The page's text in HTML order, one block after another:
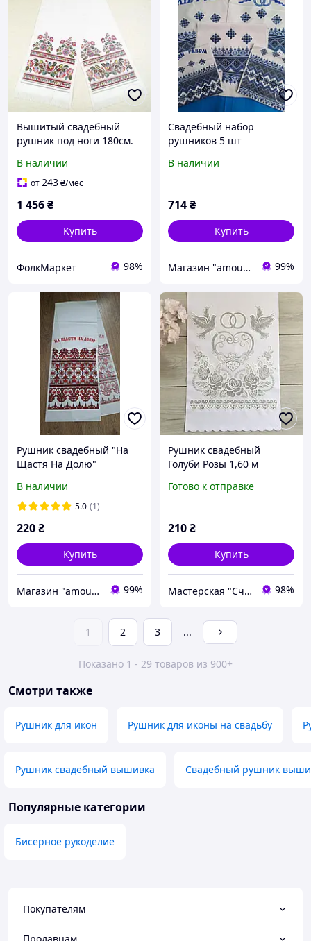
Вышитый свадебный
рушник под ноги 180см.
В наличии
от243₴/мес
1 456₴
Купить
ФолкМаркет 98%
Свадебный набор
рушников 5 шт
молодоженов Рушник под
В наличии
714₴
Купить
Магазин "amourshop.net" (Амуршоп) 99%
Рушник свадебный "На
Щастя На Долю"
В наличии
5.0 (1)
220₴
Купить
Магазин "amourshop.net" (Амуршоп) 99%
Рушник свадебный
Голуби Розы 1,60 м
Готово к отправке
210₴
Купить
Мастерская "Счастливы вместе" 98%
1 2 3 ...
Показано 1 - 29 товаров из 900+
Смотри также
Рушник для икон Рушник для иконы на свадьбу
Рушник свадебный вышивка Свадебный рушник
Популярные категории
Бисерное рукоделие
Покупателям